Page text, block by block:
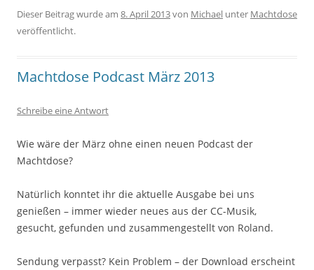
Dieser Beitrag wurde am 8. April 2013von Michael unter Machtdose
veröffentlicht.
Machtdose Podcast März 2013
Schreibe eine Antwort
Wie wäre der März ohne einen neuen Podcast der
Machtdose?
Natürlich konntet ihr die aktuelle Ausgabe bei uns
genießen – immer wieder neues aus der CC-Musik,
gesucht, gefunden und zusammengestellt von Roland.
Sendung verpasst? Kein Problem – der Download erscheint